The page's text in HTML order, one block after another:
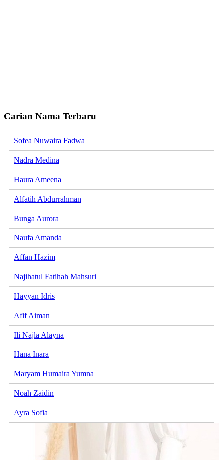
Carian Nama Terbaru
Sofea Nuwaira Fadwa
Nadra Medina
Haura Ameena
Alfatih Abdurrahman
Bunga Aurora
Naufa Amanda
Affan Hazim
Najihatul Fatihah Mahsuri
Hayyan Idris
Afif Aiman
Ili Najla Alayna
Hana Inara
Maryam Humaira Yumna
Noah Zaidin
Ayra Sofia